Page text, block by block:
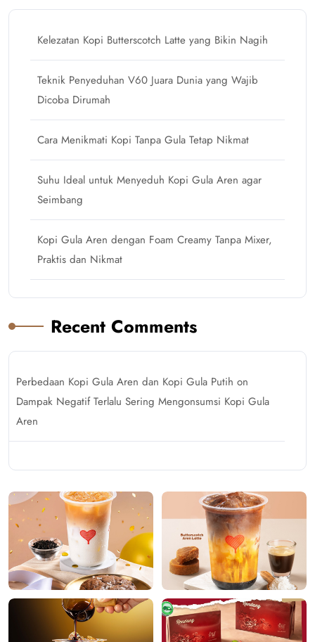
Kelezatan Kopi Butterscotch Latte yang Bikin Nagih
Teknik Penyeduhan V60 Juara Dunia yang Wajib
Dicoba Dirumah
Cara Menikmati Kopi Tanpa Gula Tetap Nikmat
Suhu Ideal untuk Menyeduh Kopi Gula Aren agar
Seimbang
Kopi Gula Aren dengan Foam Creamy Tanpa Mixer,
Praktis dan Nikmat
Recent Comments
Perbedaan Kopi Gula Aren dan Kopi Gula Putih on
Dampak Negatif Terlalu Sering Mengonsumsi Kopi Gula
Aren